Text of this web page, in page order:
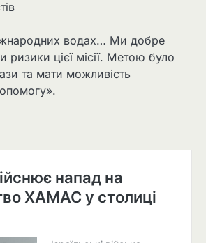
водах… Ми добре
ризики цієї місії. Метою було
та мати можливість